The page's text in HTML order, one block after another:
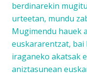
berdinarekin
urteetan, mundu
Mugimendu hauek
euskararentzat,
iraganeko akatsak
aniztasunean